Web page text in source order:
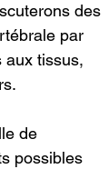
des
par
aux tissus,
de
possibles